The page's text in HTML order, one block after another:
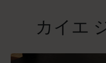
カイエ